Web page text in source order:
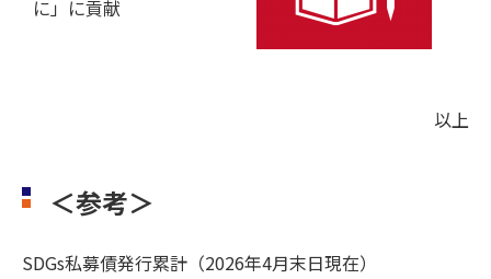
に」に貢献
以上
＜参考＞
SDGs私募債発行累計（2026年4月末日現在）